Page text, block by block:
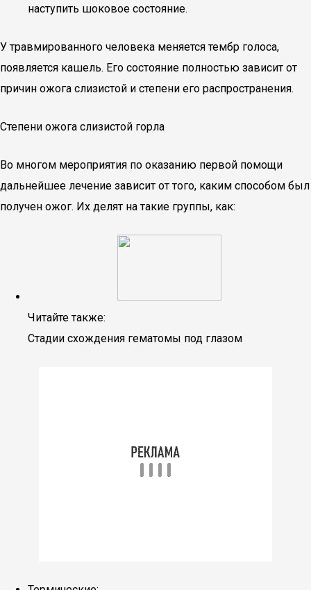
наступить шоковое состояние.
У травмированного человека меняется тембр голоса,
появляется кашель. Его состояние полностью зависит от
причин ожога слизистой и степени его распространения.
Степени ожога слизистой горла
Во многом мероприятия по оказанию первой помощи
дальнейшее лечение зависит от того, каким способом был
получен ожог. Их делят на такие группы, как:
Читайте также:
Стадии схождения гематомы под глазом